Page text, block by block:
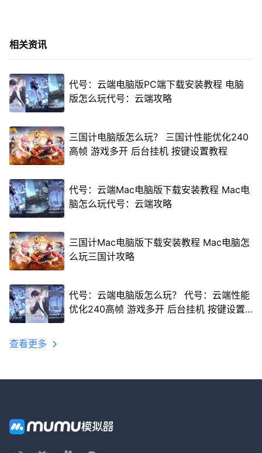
相关资讯
代号：云端电脑版PC端下载安装教程 电脑
版怎么玩代号：云端攻略
三国计电脑版怎么玩？ 三国计性能优化240
高帧 游戏多开 后台挂机 按键设置教程
代号：云端Mac电脑版下载安装教程 Mac电
脑怎么玩代号：云端攻略
三国计Mac电脑版下载安装教程 Mac电脑怎
么玩三国计攻略
代号：云端电脑版怎么玩？ 代号：云端性能
优化240高帧 游戏多开 后台挂机 按键设置
查看更多